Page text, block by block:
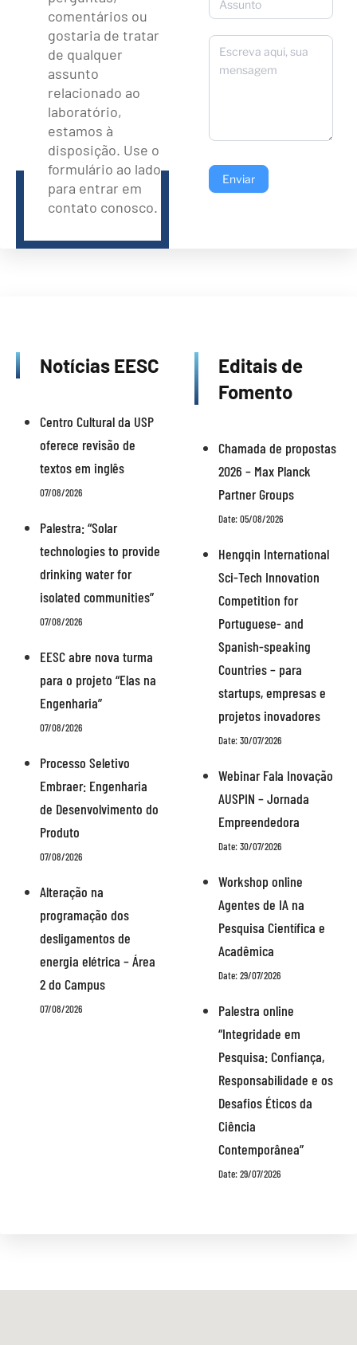
comentários ou
gostaria de tratar
de qualquer
assunto
relacionado ao
laboratório,
estamos à
disposição. Use o
formulário ao lado
para entrar em
contato conosco.
Enviar
Notícias EESC
Centro Cultural da USP
oferece revisão de
textos em inglês
07/08/2026
Palestra: “Solar
technologies to provide
drinking water for
isolated communities”
07/08/2026
EESC abre nova turma
para o projeto “Elas na
Engenharia”
07/08/2026
Processo Seletivo
Embraer: Engenharia
de Desenvolvimento do
Produto
07/08/2026
Alteração na
programação dos
desligamentos de
energia elétrica – Área
2 do Campus
07/08/2026
Editais de
Fomento
Chamada de propostas
2026 – Max Planck
Partner Groups
Date: 05/08/2026
Hengqin International
Sci-Tech Innovation
Competition for
Portuguese- and
Spanish-speaking
Countries – para
startups, empresas e
projetos inovadores
Date: 30/07/2026
Webinar Fala Inovação
AUSPIN – Jornada
Empreendedora
Date: 30/07/2026
Workshop online
Agentes de IA na
Pesquisa Científica e
Acadêmica
Date: 29/07/2026
Palestra online
“Integridade em
Pesquisa: Confiança,
Responsabilidade e os
Desafios Éticos da
Ciência
Contemporânea”
Date: 29/07/2026